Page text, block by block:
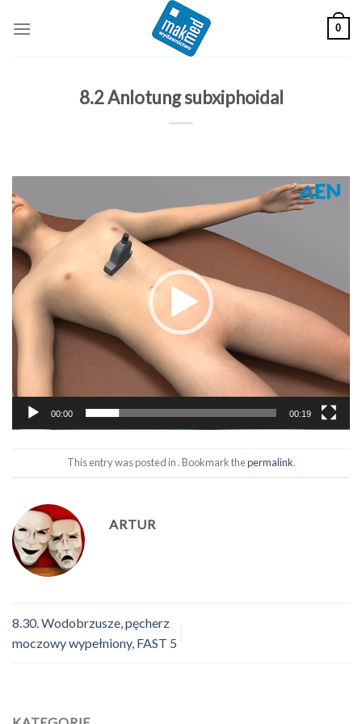
0
8.2 Anlotung subxiphoidal
video
00:00 00:19
This entry was posted in . Bookmark thepermalink.
ARTUR
8.30. Wodobrzusze, pęcherz
moczowy wypełniony, FAST 5